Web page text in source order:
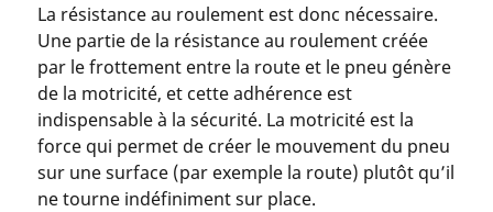
La résistance au roulement est donc nécessaire.
Une partie de la résistance au roulement créée
par le frottement entre la route et le pneu génère
de la motricité, et cette adhérence est
indispensable à la sécurité. La motricité est la
force qui permet de créer le mouvement du pneu
sur une surface (par exemple la route) plutôt qu’il
ne tourne indéfiniment sur place.